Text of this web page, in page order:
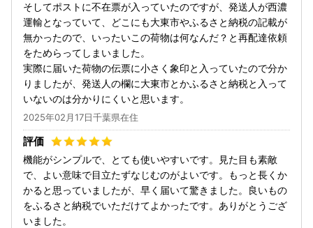
そしてポストに不在票が入っていたのですが、発送人が西濃
運輸となっていて、どこにも大東市やふるさと納税の記載が
無かったので、いったいこの荷物は何なんだ？と再配達依頼
をためらってしまいました。
実際に届いた荷物の伝票に小さく象印と入っていたので分か
りましたが、発送人の欄に大東市とかふるさと納税と入って
いないのは分かりにくいと思います。
2025年02月17日千葉県在住
機能がシンプルで、とても使いやすいです。見た目も素敵
で、よい意味で目立たずなじむのがよいです。もっと長くか
かると思っていましたが、早く届いて驚きました。良いもの
をふるさと納税でいただけてよかったです。ありがとうござ
いました。